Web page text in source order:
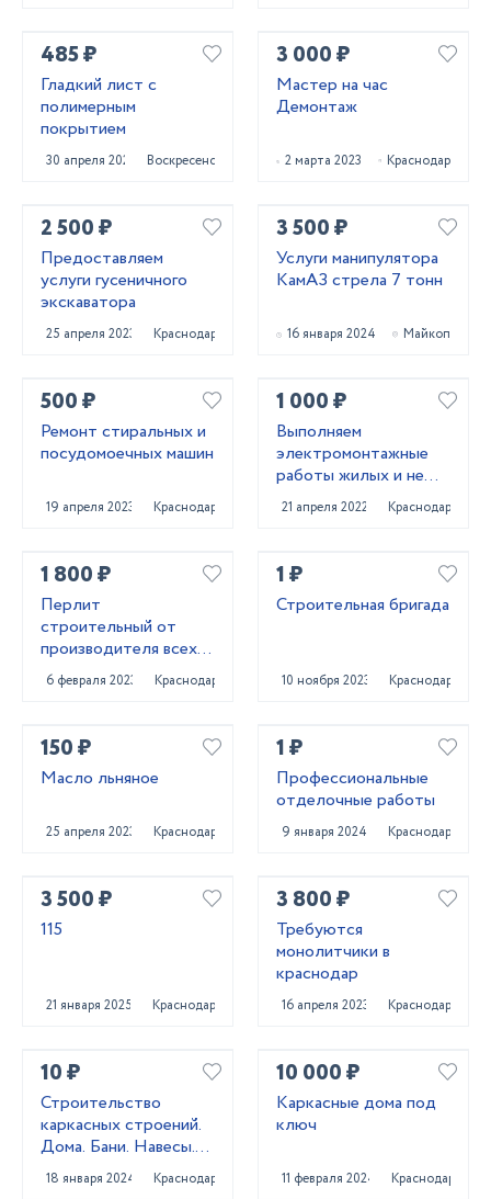
485 ₽
Гладкий лист с
полимерным
покрытием
30 апреля 2021 Воскресенск
3 000 ₽
Мастер на час
Демонтаж
2 марта 2023 Краснодар
2 500 ₽
Предоставляем
услуги гусеничного
экскаватора
25 апреля 2023 Краснодар
3 500 ₽
Услуги манипулятора
КамАЗ стрела 7 тонн
16 января 2024 Майкоп
500 ₽
Ремонт стиральных и
посудомоечных машин
19 апреля 2023 Краснодар
1 000 ₽
Выполняем
электромонтажные
работы жилых и не
жилых помещений под
ключ. Также объекты
21 апреля 2022 Краснодар
1 800 ₽
Перлит
строительный от
производителя всех
марок
6 февраля 2023 Краснодар
1 ₽
Строительная бригада
10 ноября 2023 Краснодар
150 ₽
Масло льняное
25 апреля 2023 Краснодар
1 ₽
Профессиональные
отделочные работы
9 января 2024 Краснодар
3 500 ₽
115
21 января 2025 Краснодар
3 800 ₽
Требуются
монолитчики в
краснодар
16 апреля 2023 Краснодар
10 ₽
Строительство
каркасных строений.
Дома. Бани. Навесы.
Заборы
18 января 2024 Краснодар
10 000 ₽
Каркасные дома под
ключ
11 февраля 2024 Краснодар